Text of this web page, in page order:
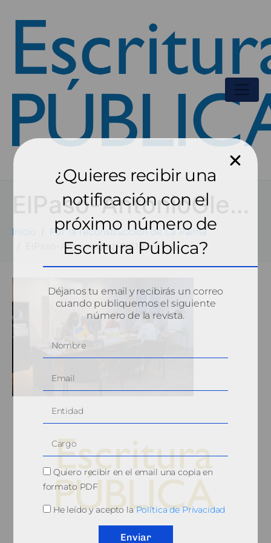
Inicio
Por la reconstrucción de La Palma
ElPaso-AntonioGlez-N6162-EP_bj
© 2010, Consejo General del Notariado
¿Quieres recibir una
notificación con el
próximo número de
Escritura Pública?
Déjanos tu email y recibirás un correo
cuando publiquemos el siguiente
número de la revista.
Quiero recibir en el email una copia en
formato PDF
He leído y acepto laPolítica de Privacidad
Enviar